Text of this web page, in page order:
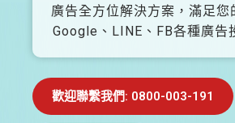
廣告全方位解決方案，滿足您
Google、LINE、FB各種廣告
歡迎聯繫我們: 0800-003-191